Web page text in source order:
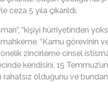
5 yıla çıkarıldı.
“kişiyi hürriyetinden
“Kamu görevinin
zincirleme cinsel
kendisini, 15
rahatsız olduğunu ve